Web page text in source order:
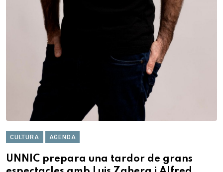
CULTURA AGENDA
UNNIC prepara una tardor de grans